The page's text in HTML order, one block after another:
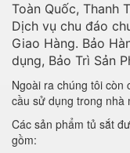
Toàn Quốc, Thanh
Dịch vụ chu đáo
Giao Hàng. Bảo
dụng, Bảo Trì Sản
Ngoài ra chúng tôi còn
cầu sử dụng trong nhà
Các sản phẩm tủ sắt
gồm: